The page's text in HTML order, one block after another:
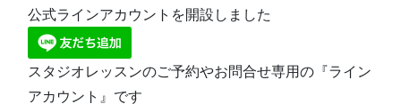
公式ラインアカウントを開設しました
スタジオレッスンのご予約やお問合せ専用の『ライン
アカウント』です